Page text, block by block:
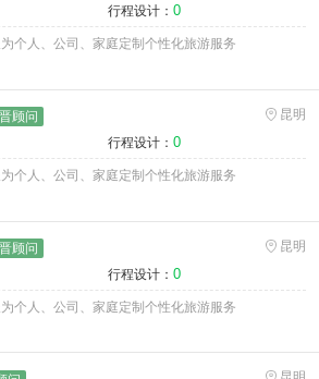
行程设计： 0
个人、公司、家庭定制个性化旅游服务
顾问
昆明
行程设计： 0
个人、公司、家庭定制个性化旅游服务
顾问
昆明
行程设计： 0
个人、公司、家庭定制个性化旅游服务